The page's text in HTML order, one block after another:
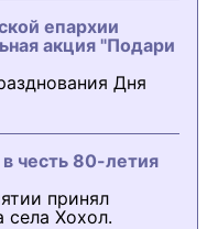
епархии
акция "Подари
Дня
честь 80-летия
принял
села Хохол.